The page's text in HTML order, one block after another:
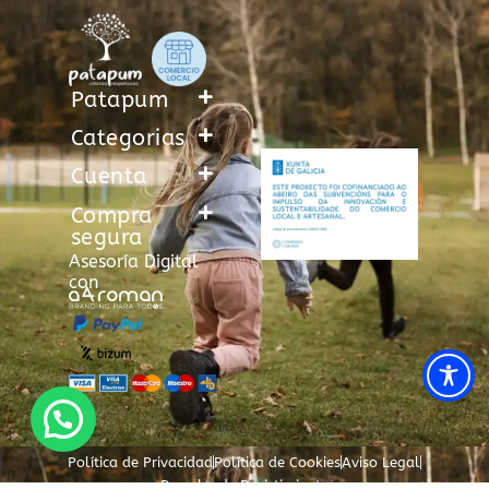
Patapum
Categorias
Cuenta
Compra
segura
Asesoría Digital
con
Política de PrivacidadPolítica de CookiesAviso Legal
Derecho de Desistimiento